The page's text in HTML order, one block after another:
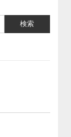
検索: